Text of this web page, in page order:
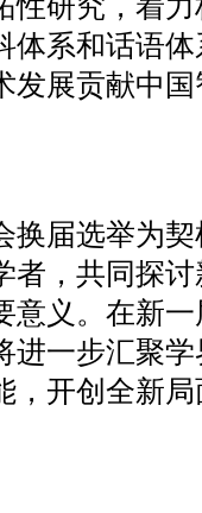
体系和话语
发展贡献中
换届选举为
者，共同探
意义。在新
进一步汇聚
，开创全新